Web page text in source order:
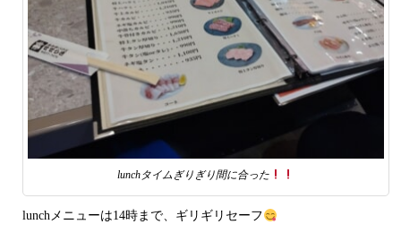
lunchタイムぎりぎり間に合った
lunchメニューは14時まで、ギリギリセーフ